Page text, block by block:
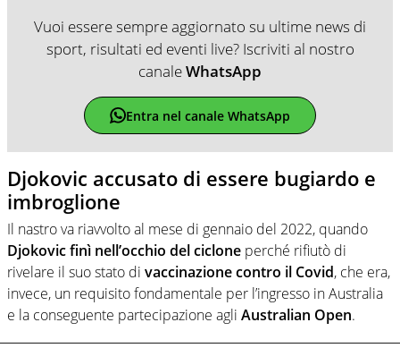
Vuoi essere sempre aggiornato su ultime news di
sport, risultati ed eventi live? Iscriviti al nostro
canaleWhatsApp
Entra nel canale WhatsApp
Djokovic accusato di essere bugiardo e
imbroglione
Il nastro va riavvolto al mese di gennaio del 2022, quando
Djokovic finì nell’occhio del ciclone perché rifiutò di
rivelare il suo stato di vaccinazione contro il Covid, che era,
invece, un requisito fondamentale per l’ingresso in Australia
e la conseguente partecipazione agli Australian Open.